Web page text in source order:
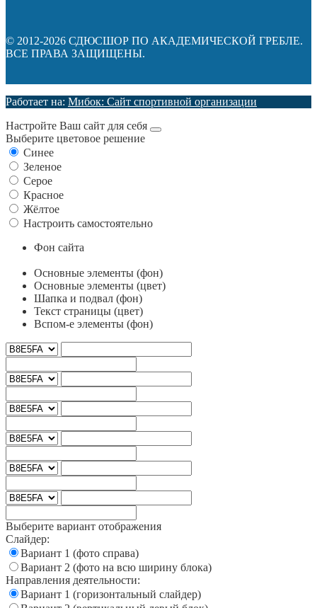
© 2012-2026 СДЮСШОР ПО АКАДЕМИЧЕСКОЙ ГРЕБЛЕ.
ВСЕ ПРАВА ЗАЩИЩЕНЫ.
Работает на: Мибок: Сайт спортивной организации
Настройте Ваш сайт для себя
Выберите цветовое решение
Синее
Зеленое
Серое
Красное
Жёлтое
Настроить самостоятельно
Фон сайта
Основные элементы (фон)
Основные элементы (цвет)
Шапка и подвал (фон)
Текст страницы (цвет)
Вспом-е элементы (фон)
Выберите вариант отображения
Слайдер:
Вариант 1 (фото справа)
Вариант 2 (фото на всю ширину блока)
Направления деятельности:
Вариант 1 (горизонтальный слайдер)